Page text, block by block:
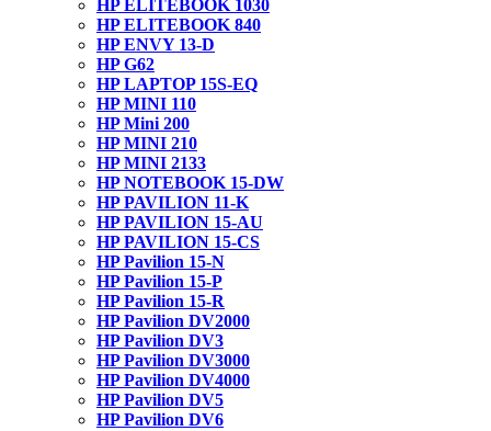
HP ELITEBOOK 1030
HP ELITEBOOK 840
HP ENVY 13-D
HP G62
HP LAPTOP 15S-EQ
HP MINI 110
HP Mini 200
HP MINI 210
HP MINI 2133
HP NOTEBOOK 15-DW
HP PAVILION 11-K
HP PAVILION 15-AU
HP PAVILION 15-CS
HP Pavilion 15-N
HP Pavilion 15-P
HP Pavilion 15-R
HP Pavilion DV2000
HP Pavilion DV3
HP Pavilion DV3000
HP Pavilion DV4000
HP Pavilion DV5
HP Pavilion DV6